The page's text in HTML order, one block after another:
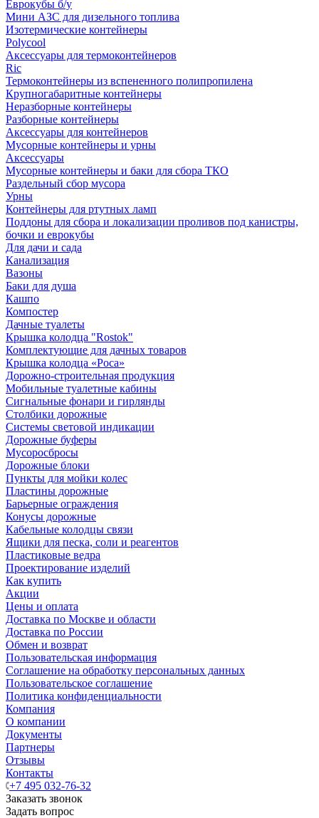
Еврокубы б/у
Мини АЗС для дизельного топлива
Изотермические контейнеры
Polycool
Аксессуары для термоконтейнеров
Ric
Термоконтейнеры из вспененного полипропилена
Крупногабаритные контейнеры
Неразборные контейнеры
Разборные контейнеры
Аксессуары для контейнеров
Мусорные контейнеры и урны
Аксессуары
Мусорные контейнеры и баки для сбора ТКО
Раздельный сбор мусора
Урны
Контейнеры для ртутных ламп
Поддоны для сбора и локализации проливов под канистры,
бочки и еврокубы
Для дачи и сада
Канализация
Вазоны
Баки для душа
Кашпо
Компостер
Дачные туалеты
Крышка колодца "Rostok"
Комплектующие для дачных товаров
Крышка колодца «Роса»
Дорожно-строительная продукция
Мобильные туалетные кабины
Сигнальные фонари и гирлянды
Столбики дорожные
Системы световой индикации
Дорожные буферы
Мусоросбросы
Дорожные блоки
Пункты для мойки колес
Пластины дорожные
Барьерные ограждения
Конусы дорожные
Кабельные колодцы связи
Ящики для песка, соли и реагентов
Пластиковые ведра
Проектирование изделий
Как купить
Акции
Цены и оплата
Доставка по Москве и области
Доставка по России
Обмен и возврат
Пользовательская информация
Соглашение на обработку персональных данных
Пользовательское соглашение
Политика конфиденциальности
Компания
О компании
Документы
Партнеры
Отзывы
Контакты
+7 495 032-76-32
Заказать звонок
Задать вопрос